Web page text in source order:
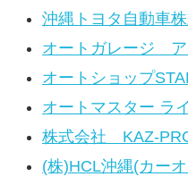
沖縄トヨタ自動車
オートガレージ ア
オートショップ
オートマスター ラ
株式会社 KAZ-
(株)HCL沖縄(カー